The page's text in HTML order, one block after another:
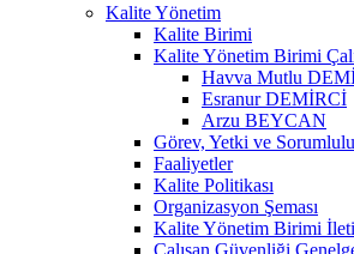
Kalite Yönetim
Kalite Birimi
Kalite Yönetim Birimi
Havva Mutlu
Esranur DEMİRCİ
Arzu BEYCAN
Görev, Yetki ve
Faaliyetler
Kalite Politikası
Organizasyon Şeması
Kalite Yönetim Birimi
Çalışan Güvenliği